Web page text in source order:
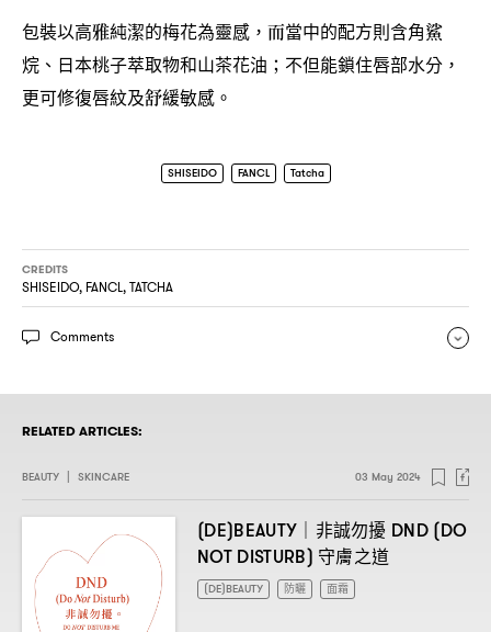
包裝以高雅純潔的梅花為靈感 ， 而當中的配方則含角鯊
烷、日本桃子萃取物和山茶花油 ； 不但能鎖住唇部水分 ，
更可修復唇紋及舒緩敏感。
SHISEIDO FANCL Tatcha
CREDITS
SHISEIDO, FANCL, TATCHA
Comments
RELATED ARTICLES:
BEAUTY SKINCARE 03 May 2024
(DE)BEAUTY｜ 非誠勿擾 DND (DO
NOT DISTURB) 守膚之道
(DE)BEAUTY 防曬 面霜